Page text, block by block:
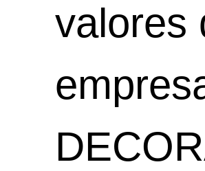
valores